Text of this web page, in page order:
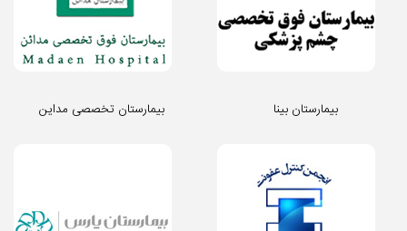
بیمارستان تخصصی مداین بیمارستان بینا